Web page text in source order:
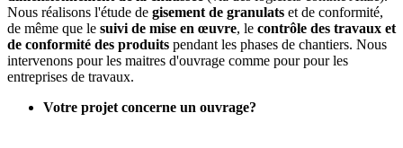
Nous réalisons l'étude de gisement de granulats et de conformité,
de même que le suivi de mise en œuvre, le contrôle des travaux et
de conformité des produits pendant les phases de chantiers. Nous
intervenons pour les maitres d'ouvrage comme pour pour les
entreprises de travaux.
Votre projet concerne un ouvrage?